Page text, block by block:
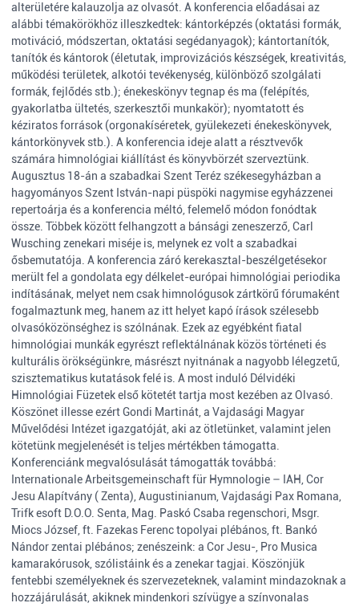
alterületére kalauzolja az olvasót. A konferencia előadásai az
alábbi témakörökhöz illeszkedtek: kántorképzés (oktatási formák,
motiváció, módszertan, oktatási segédanyagok); kántortanítók,
tanítók és kántorok (életutak, improvizációs készségek, kreativitás,
működési területek, alkotói tevékenység, különböző szolgálati
formák, fejlődés stb.); énekeskönyv tegnap és ma (felépítés,
gyakorlatba ültetés, szerkesztői munkakör); nyomtatott és
kéziratos források (orgonakíséretek, gyülekezeti énekeskönyvek,
kántorkönyvek stb.). A konferencia ideje alatt a résztvevők
számára himnológiai kiállítást és könyvbörzét szerveztünk.
Augusztus 18-án a szabadkai Szent Teréz székesegyházban a
hagyományos Szent István-napi püspöki nagymise egyházzenei
repertoárja és a konferencia méltó, felemelő módon fonódtak
össze. Többek között felhangzott a bánsági zeneszerző, Carl
Wusching zenekari miséje is, melynek ez volt a szabadkai
ősbemutatója. A konferencia záró kerekasztal-beszélgetésekor
merült fel a gondolata egy délkelet-európai himnológiai periodika
indításának, melyet nem csak himnológusok zártkörű fórumaként
fogalmaztunk meg, hanem az itt helyet kapó írások szélesebb
olvasóközönséghez is szólnának. Ezek az egyébként fiatal
himnológiai munkák egyrészt reflektálnának közös történeti és
kulturális örökségünkre, másrészt nyitnának a nagyobb lélegzetű,
szisztematikus kutatások felé is. A most induló Délvidéki
Himnológiai Füzetek első kötetét tartja most kezében az Olvasó.
Köszönet illesse ezért Gondi Martinát, a Vajdasági Magyar
Művelődési Intézet igazgatóját, aki az ötletünket, valamint jelen
kötetünk megjelenését is teljes mértékben támogatta.
Konferenciánk megvalósulását támogatták továbbá:
Internationale Arbeitsgemeinschaft für Hymnologie – IAH, Cor
Jesu Alapítvány ( Zenta), Augustinianum, Vajdasági Pax Romana,
Trifk esoft D.O.O. Senta, Mag. Paskó Csaba regenschori, Msgr.
Miocs József, ft. Fazekas Ferenc topolyai plébános, ft. Bankó
Nándor zentai plébános; zenészeink: a Cor Jesu-, Pro Musica
kamarakórusok, szólistáink és a zenekar tagjai. Köszönjük
fentebbi személyeknek és szervezeteknek, valamint mindazoknak a
hozzájárulását, akiknek mindenkori szívügye a színvonalas